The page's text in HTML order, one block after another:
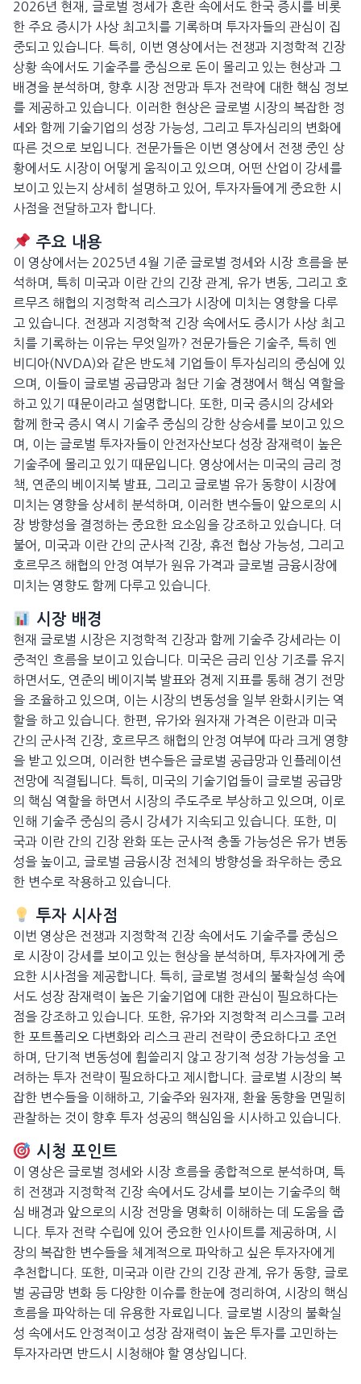
2026년 현재, 글로벌 정세가 혼란 속에서도 한국 증시를 비롯
한 주요 증시가 사상 최고치를 기록하며 투자자들의 관심이 집
중되고 있습니다. 특히, 이번 영상에서는 전쟁과 지정학적 긴장
상황 속에서도 기술주를 중심으로 돈이 몰리고 있는 현상과 그
배경을 분석하며, 향후 시장 전망과 투자 전략에 대한 핵심 정보
를 제공하고 있습니다. 이러한 현상은 글로벌 시장의 복잡한 정
세와 함께 기술기업의 성장 가능성, 그리고 투자심리의 변화에
따른 것으로 보입니다. 전문가들은 이번 영상에서 전쟁 중인 상
황에서도 시장이 어떻게 움직이고 있으며, 어떤 산업이 강세를
보이고 있는지 상세히 설명하고 있어, 투자자들에게 중요한 시
사점을 전달하고자 합니다.
주요 내용
이 영상에서는 2025년 4월 기준 글로벌 정세와 시장 흐름을 분
석하며, 특히 미국과 이란 간의 긴장 관계, 유가 변동, 그리고 호
르무즈 해협의 지정학적 리스크가 시장에 미치는 영향을 다루
고 있습니다. 전쟁과 지정학적 긴장 속에서도 증시가 사상 최고
치를 기록하는 이유는 무엇일까? 전문가들은 기술주, 특히 엔
비디아(NVDA)와 같은 반도체 기업들이 투자심리의 중심에 있
으며, 이들이 글로벌 공급망과 첨단 기술 경쟁에서 핵심 역할을
하고 있기 때문이라고 설명합니다. 또한, 미국 증시의 강세와
함께 한국 증시 역시 기술주 중심의 강한 상승세를 보이고 있으
며, 이는 글로벌 투자자들이 안전자산보다 성장 잠재력이 높은
기술주에 몰리고 있기 때문입니다. 영상에서는 미국의 금리 정
책, 연준의 베이지북 발표, 그리고 글로벌 유가 동향이 시장에
미치는 영향을 상세히 분석하며, 이러한 변수들이 앞으로의 시
장 방향성을 결정하는 중요한 요소임을 강조하고 있습니다. 더
불어, 미국과 이란 간의 군사적 긴장, 휴전 협상 가능성, 그리고
호르무즈 해협의 안정 여부가 원유 가격과 글로벌 금융시장에
미치는 영향도 함께 다루고 있습니다.
시장 배경
현재 글로벌 시장은 지정학적 긴장과 함께 기술주 강세라는 이
중적인 흐름을 보이고 있습니다. 미국은 금리 인상 기조를 유지
하면서도, 연준의 베이지북 발표와 경제 지표를 통해 경기 전망
을 조율하고 있으며, 이는 시장의 변동성을 일부 완화시키는 역
할을 하고 있습니다. 한편, 유가와 원자재 가격은 이란과 미국
간의 군사적 긴장, 호르무즈 해협의 안정 여부에 따라 크게 영향
을 받고 있으며, 이러한 변수들은 글로벌 공급망과 인플레이션
전망에 직결됩니다. 특히, 미국의 기술기업들이 글로벌 공급망
의 핵심 역할을 하면서 시장의 주도주로 부상하고 있으며, 이로
인해 기술주 중심의 증시 강세가 지속되고 있습니다. 또한, 미
국과 이란 간의 긴장 완화 또는 군사적 충돌 가능성은 유가 변동
성을 높이고, 글로벌 금융시장 전체의 방향성을 좌우하는 중요
한 변수로 작용하고 있습니다.
투자 시사점
이번 영상은 전쟁과 지정학적 긴장 속에서도 기술주를 중심으
로 시장이 강세를 보이고 있는 현상을 분석하며, 투자자에게 중
요한 시사점을 제공합니다. 특히, 글로벌 정세의 불확실성 속에
서도 성장 잠재력이 높은 기술기업에 대한 관심이 필요하다는
점을 강조하고 있습니다. 또한, 유가와 지정학적 리스크를 고려
한 포트폴리오 다변화와 리스크 관리 전략이 중요하다고 조언
하며, 단기적 변동성에 휩쓸리지 않고 장기적 성장 가능성을 고
려하는 투자 전략이 필요하다고 제시합니다. 글로벌 시장의 복
잡한 변수들을 이해하고, 기술주와 원자재, 환율 동향을 면밀히
관찰하는 것이 향후 투자 성공의 핵심임을 시사하고 있습니다.
시청 포인트
이 영상은 글로벌 정세와 시장 흐름을 종합적으로 분석하며, 특
히 전쟁과 지정학적 긴장 속에서도 강세를 보이는 기술주의 핵
심 배경과 앞으로의 시장 전망을 명확히 이해하는 데 도움을 줍
니다. 투자 전략 수립에 있어 중요한 인사이트를 제공하며, 시
장의 복잡한 변수들을 체계적으로 파악하고 싶은 투자자에게
추천합니다. 또한, 미국과 이란 간의 긴장 관계, 유가 동향, 글로
벌 공급망 변화 등 다양한 이슈를 한눈에 정리하여, 시장의 핵심
흐름을 파악하는 데 유용한 자료입니다. 글로벌 시장의 불확실
성 속에서도 안정적이고 성장 잠재력이 높은 투자를 고민하는
투자자라면 반드시 시청해야 할 영상입니다.